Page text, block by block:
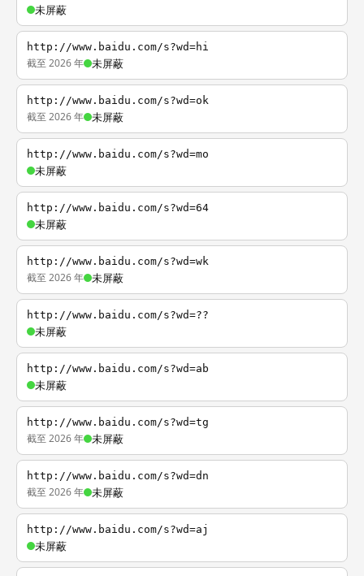
未屏蔽
http://www.baidu.com/s?wd=hi
截至 2026 年 未屏蔽
http://www.baidu.com/s?wd=ok
截至 2026 年 未屏蔽
http://www.baidu.com/s?wd=mo
未屏蔽
http://www.baidu.com/s?wd=64
未屏蔽
http://www.baidu.com/s?wd=wk
截至 2026 年 未屏蔽
http://www.baidu.com/s?wd=??
未屏蔽
http://www.baidu.com/s?wd=ab
未屏蔽
http://www.baidu.com/s?wd=tg
截至 2026 年 未屏蔽
http://www.baidu.com/s?wd=dn
截至 2026 年 未屏蔽
http://www.baidu.com/s?wd=aj
未屏蔽